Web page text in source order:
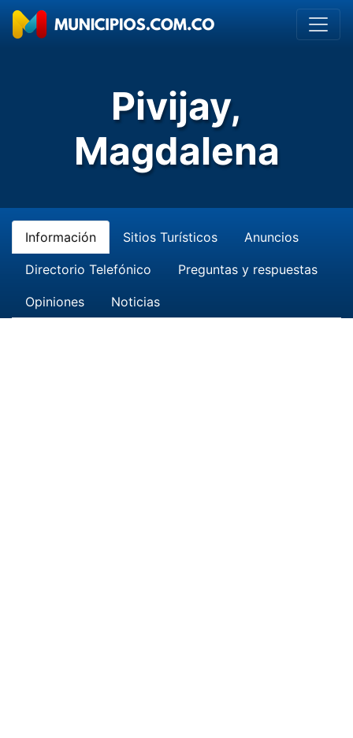
Pivijay,
Magdalena
Información Sitios Turísticos Anuncios
Directorio Telefónico Preguntas y respuestas
Opiniones Noticias